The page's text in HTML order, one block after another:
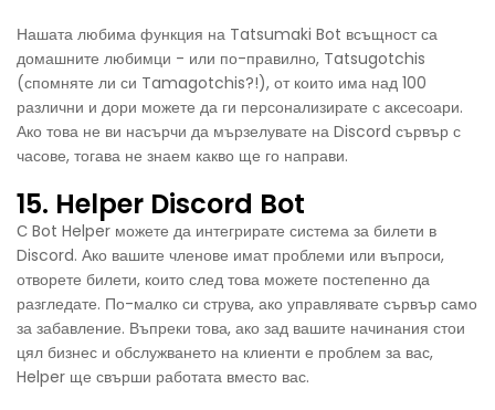
Нашата любима функция на Tatsumaki Bot всъщност са
домашните любимци - или по-правилно, Tatsugotchis
(спомняте ли си Tamagotchis?!), от които има над 100
различни и дори можете да ги персонализирате с аксесоари.
Ако това не ви насърчи да мързелувате на Discord сървър с
часове, тогава не знаем какво ще го направи.
15. Helper Discord Bot
С Bot Helper можете да интегрирате система за билети в
Discord. Ако вашите членове имат проблеми или въпроси,
отворете билети, които след това можете постепенно да
разгледате. По-малко си струва, ако управлявате сървър само
за забавление. Въпреки това, ако зад вашите начинания стои
цял бизнес и обслужването на клиенти е проблем за вас,
Helper ще свърши работата вместо вас.